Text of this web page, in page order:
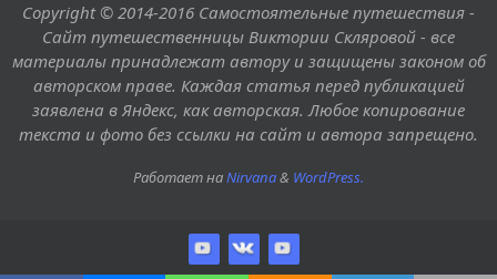
Copyright © 2014-2016 Самостоятельные путешествия -
Сайт путешественницы Виктории Скляровой - все
материалы принадлежат автору и защищены законом об
авторском праве. Каждая статья перед публикацией
заявлена в Яндекс, как авторская. Любое копирование
текста и фото без ссылки на сайт и автора запрещено.
Работает наNirvana& WordPress.